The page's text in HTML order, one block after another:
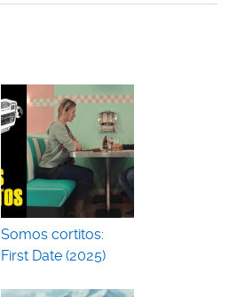
Somos cortitos:
First Date (2025)